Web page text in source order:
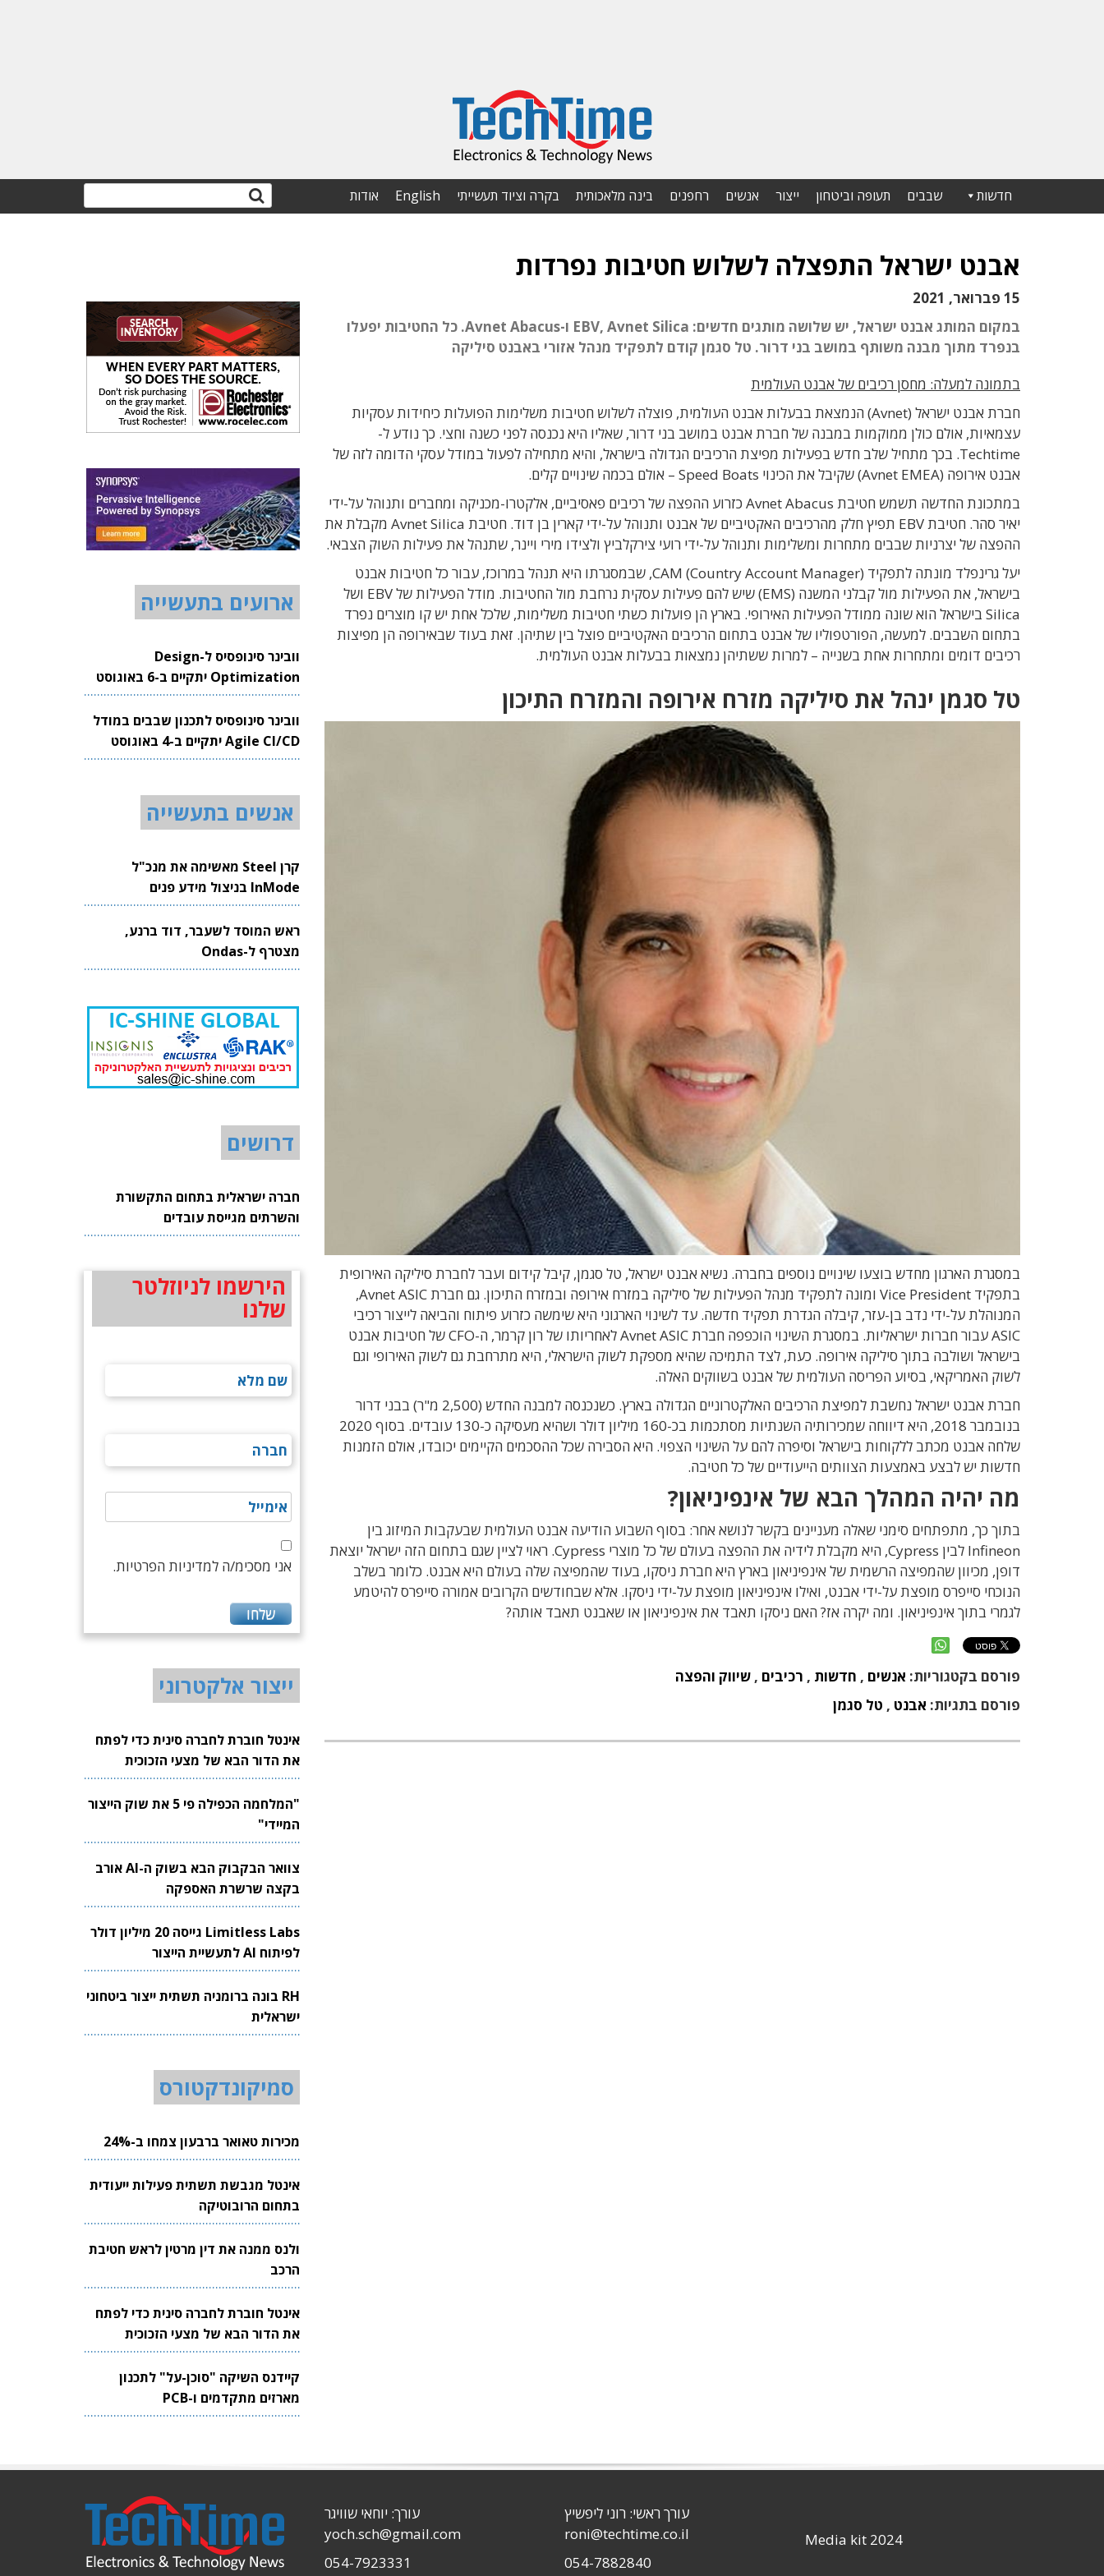
חדשות שבבים תעופה וביטחון ייצור אנשים רחפנים בינה מלאכותית בקרה וציוד תעשייתי English אודות
אבנט ישראל התפצלה לשלוש חטיבות נפרדות
15 פברואר, 2021
במקום המותג אבנט ישראל, יש שלושה מותגים חדשים: EBV, Avnet Silica ו-Avnet Abacus. כל החטיבות יפעלו
בנפרד מתוך מבנה משותף במושב בני דרור. טל סגמן קודם לתפקיד מנהל אזורי באבנט סיליקה
בתמונה למעלה: מחסן רכיבים של אבנט העולמית
חברת אבנט ישראל (Avnet) הנמצאת בבעלות אבנט העולמית, פוצלה לשלוש חטיבות משלימות הפועלות כיחידות עסקיות
עצמאיות, אולם כולן ממוקמות במבנה של חברת אבנט במושב בני דרור, שאליו היא נכנסה לפני כשנה וחצי. כך נודע ל-
Techtime. בכך מתחיל שלב חדש בפעילות מפיצת הרכיבים הגדולה בישראל, והיא מתחילה לפעול במודל עסקי הדומה לזה של
אבנט אירופה (Avnet EMEA) שקיבל את הכינוי Speed Boats – אולם בכמה שינויים קלים.
במתכונת החדשה תשמש חטיבת Avnet Abacus כזרוע ההפצה של רכיבים פאסיביים, אלקטרו-מכניקה ומחברים ותנוהל על-ידי
יאיר סהר. חטיבת EBV תפיץ חלק מהרכיבים האקטיביים של אבנט ותנוהל על-ידי קארין בן דוד. חטיבת Avnet Silica מקבלת את
ההפצה של יצרניות שבבים מתחרות ומשלימות ותנוהל על-ידי רועי צירקלביץ ולצידו מירי ויינר, שתנהל את פעילות השוק הצבאי.
יעל גרינפלד מונתה לתפקיד (Country Account Manager) CAM, שבמסגרתו היא תנהל במרוכז, עבור כל חטיבות אבנט
בישראל, את הפעילות מול קבלני המשנה (EMS) שיש להם פעילות עסקית נרחבת מול החטיבות. מודל הפעילות של EBV ושל
Silica בישראל הוא שונה ממודל הפעילות האירופי. בארץ הן פועלות כשתי חטיבות משלימות, שלכל אחת יש קו מוצרים נפרד
בתחום השבבים. למעשה, הפורטפוליו של אבנט בתחום הרכיבים האקטיביים פוצל בין שתיהן. זאת בעוד שבאירופה הן מפיצות
רכיבים דומים ומתחרות אחת בשנייה – למרות ששתיהן נמצאות בבעלות אבנט העולמית.
טל סגמן ינהל את סיליקה מזרח אירופה והמזרח התיכון
במסגרת הארגון מחדש בוצעו שינויים נוספים בחברה. נשיא אבנט ישראל, טל סגמן, קיבל קידום ועבר לחברת סיליקה האירופית
בתפקיד Vice President ומונה לתפקיד מנהל הפעילות של סיליקה במזרח אירופה ובמזרח התיכון. גם חברת Avnet ASIC,
המנוהלת על-ידי נדב בן-עזר, קיבלה הגדרת תפקיד חדשה. עד לשינוי הארגוני היא שימשה כזרוע פיתוח והביאה לייצור רכיבי
ASIC עבור חברות ישראליות. במסגרת השינוי הוכפפה חברת Avnet ASIC לאחריותו של רון קרמר, ה-CFO של חטיבות אבנט
בישראל ושולבה בתוך סיליקה אירופה. כעת, לצד התמיכה שהיא מספקת לשוק הישראלי, היא מתרחבת גם לשוק האירופי וגם
לשוק האמריקאי, בסיוע הפריסה העולמית של אבנט בשווקים האלה.
חברת אבנט ישראל נחשבת למפיצת הרכיבים האלקטרוניים הגדולה בארץ. כשנכנסה למבנה החדש (2,500 מ"ר) בבני דרור
בנובמבר 2018, היא דיווחה שמכירותיה השנתיות מסתכמות בכ-160 מיליון דולר ושהיא מעסיקה כ-130 עובדים. בסוף 2020
שלחה אבנט מכתב ללקוחות בישראל וסיפרה להם על השינוי הצפוי. היא הסבירה שכל ההסכמים הקיימים יכובדו, אולם הזמנות
חדשות יש לבצע באמצעות הצוותים הייעודיים של כל חטיבה.
מה יהיה המהלך הבא של אינפיניאון?
בתוך כך, מתפתחים סימני שאלה מעניינים בקשר לנושא אחר: בסוף השבוע הודיעה אבנט העולמית שבעקבות המיזוג בין
Infineon לבין Cypress, היא מקבלת לידיה את ההפצה בעולם של כל מוצרי Cypress. ראוי לציין שגם בתחום הזה ישראל יוצאת
דופן, מכיוון שהמפיצה הרשמית של אינפיניאון בארץ היא חברת ניסקו, בעוד שהמפיצה שלה בעולם היא אבנט. כלומר בשלב
הנוכחי סייפרס מופצת על-ידי אבנט, ואילו אינפיניאון מופצת על-ידי ניסקו. אלא שבחודשים הקרובים אמורה סייפרס להיטמע
לגמרי בתוך אינפיניאון. ומה יקרה אז? האם ניסקו תאבד את אינפיניאון או שאבנט תאבד אותה?
פורסם בקטגוריות: אנשים , חדשות , רכיבים , שיווק והפצה
פורסם בתגיות: אבנט , טל סגמן
ארועים בתעשייה
וובינר סינופסיס ל-Design
Optimization יתקיים ב-6 באוגוסט
2026
וובינר סינופסיס לתכנון שבבים במודל
Agile CI/CD יתקיים ב-4 באוגוסט
2026
אנשים בתעשייה
קרן Steel מאשימה את מנכ"ל
InMode בניצול מידע פנים
ראש המוסד לשעבר, דוד ברנע,
מצטרף ל-Ondas
דרושים
חברה ישראלית בתחום התקשורת
והשרתים מגייסת עובדים
הירשמו לניוזלטר
שלנו
אני מסכימ/ה למדיניות הפרטיות.
ייצור אלקטרוני
אינטל חוברת לחברה סינית כדי לפתח
את הדור הבא של מצעי הזכוכית
לשבבים
"המלחמה הכפילה פי 5 את שוק הייצור
המיידי"
צוואר הבקבוק הבא בשוק ה-AI אורב
בקצה שרשרת האספקה
Limitless Labs גייסה 20 מיליון דולר
לפיתוח AI לתעשיית הייצור
RH בונה ברומניה תשתית ייצור ביטחוני
ישראלית
סמיקונדקטורס
מכירות טאואר ברבעון צמחו ב-24%
אינטל מגבשת תשתית פעילות ייעודית
בתחום הרובוטיקה
ולנס ממנה את דין מרטין לראש חטיבת
הרכב
אינטל חוברת לחברה סינית כדי לפתח
את הדור הבא של מצעי הזכוכית
לשבבים
קיידנס השיקה "סוכן-על" לתכנון
מארזים מתקדמים ו-PCB
Media kit 2024
עורך ראשי: רוני ליפשיץ
roni@techtime.co.il
054-7882840
עורך: יוחאי שוויגר
yoch.sch@gmail.com
054-7923331